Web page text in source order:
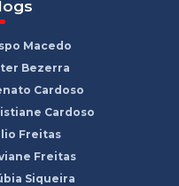
Macedo
Bezerra
Cardoso
Cardoso
Freitas
Freitas
Siqueira